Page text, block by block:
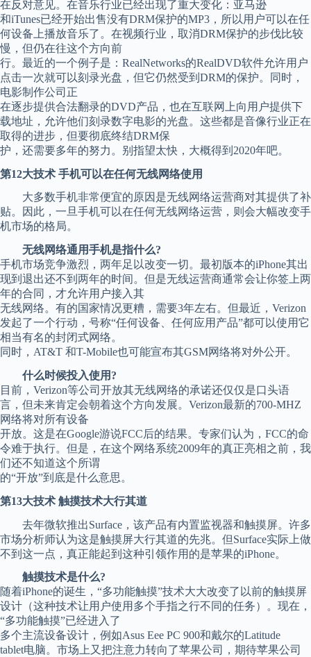
在反对意见。在音乐行业已经出现了重大变化：亚马逊
和iTunes已经开始出售没有DRM保护的MP3，所以用户可以在任
何设备上播放音乐了。在视频行业，取消DRM保护的步伐比较
慢，但仍在往这个方向前
行。最近的一个例子是：RealNetworks的RealDVD软件允许用户
点击一次就可以刻录光盘，但它仍然受到DRM的保护。同时，
电影制作公司正
在逐步提供合法翻录的DVD产品，也在互联网上向用户提供下
载地址，允许他们刻录数字电影的光盘。这些都是音像行业正在
取得的进步，但要彻底终结DRM保
护，还需要多年的努力。别指望太快，大概得到2020年吧。
第12大技术 手机可以在任何无线网络使用
大多数手机非常便宜的原因是无线网络运营商对其提供了补
贴。因此，一旦手机可以在任何无线网络运营，则会大幅改变手
机市场的格局。
无线网络通用手机是指什么?
手机市场竞争激烈，两年足以改变一切。最初版本的iPhone其出
现到退出还不到两年的时间。但是无线运营商通常会让你签上两
年的合同，才允许用户接入其
无线网络。有的国家情况更糟，需要3年左右。但最近，Verizon
发起了一个行动，号称“任何设备、任何应用产品”都可以使用它
相当有名的封闭式网络。
同时，AT&T 和T-Mobile也可能宣布其GSM网络将对外公开。
什么时候投入使用?
目前，Verizon等公司开放其无线网络的承诺还仅仅是口头语
言，但未来肯定会朝着这个方向发展。Verizon最新的700-MHZ
网络将对所有设备
开放。这是在Google游说FCC后的结果。专家们认为，FCC的命
令难于执行。但是，在这个网络系统2009年的真正亮相之前，我
们还不知道这个所谓
的“开放”到底是什么意思。
第13大技术 触摸技术大行其道
去年微软推出Surface，该产品有内置监视器和触摸屏。许多
市场分析师认为这是触摸屏大行其道的先兆。但Surface实际上做
不到这一点，真正能起到这种引领作用的是苹果的iPhone。
触摸技术是什么?
随着iPhone的诞生，“多功能触摸”技术大大改变了以前的触摸屏
设计（这种技术让用户使用多个手指之行不同的任务）。现在，
“多功能触摸”已经进入了
多个主流设备设计，例如Asus Eee PC 900和戴尔的Latitude
tablet电脑。市场上又把注意力转向了苹果公司，期待苹果公司